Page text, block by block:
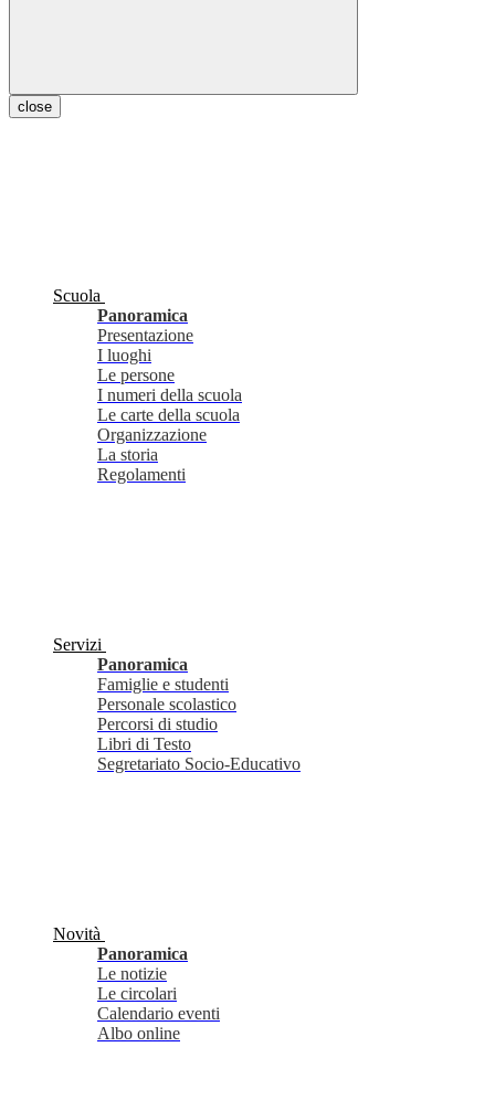
close
Scuola
Panoramica
Presentazione
I luoghi
Le persone
I numeri della scuola
Le carte della scuola
Organizzazione
La storia
Regolamenti
Servizi
Panoramica
Famiglie e studenti
Personale scolastico
Percorsi di studio
Libri di Testo
Segretariato Socio-Educativo
Novità
Panoramica
Le notizie
Le circolari
Calendario eventi
Albo online